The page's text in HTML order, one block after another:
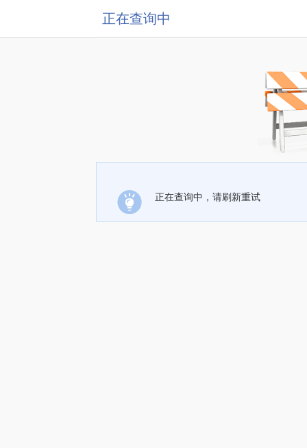
正在查询中
正在查询中，请刷新重试